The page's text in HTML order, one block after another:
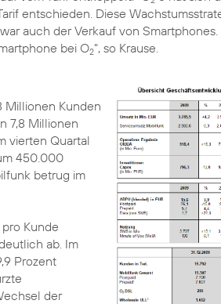
entschieden. Diese
auch der Verkauf von Smartphones.
bei O2", so Krause.
Millionen Kunden
7,8 Millionen
vierten Quartal
450.000
betrug im
Kunde
ab. Im
Prozent
der